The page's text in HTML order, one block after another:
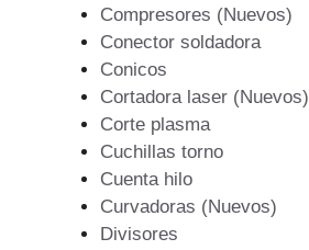
Compresores (Nuevos)
Conector soldadora
Conicos
Cortadora laser (Nuevos)
Corte plasma
Cuchillas torno
Cuenta hilo
Curvadoras (Nuevos)
Divisores